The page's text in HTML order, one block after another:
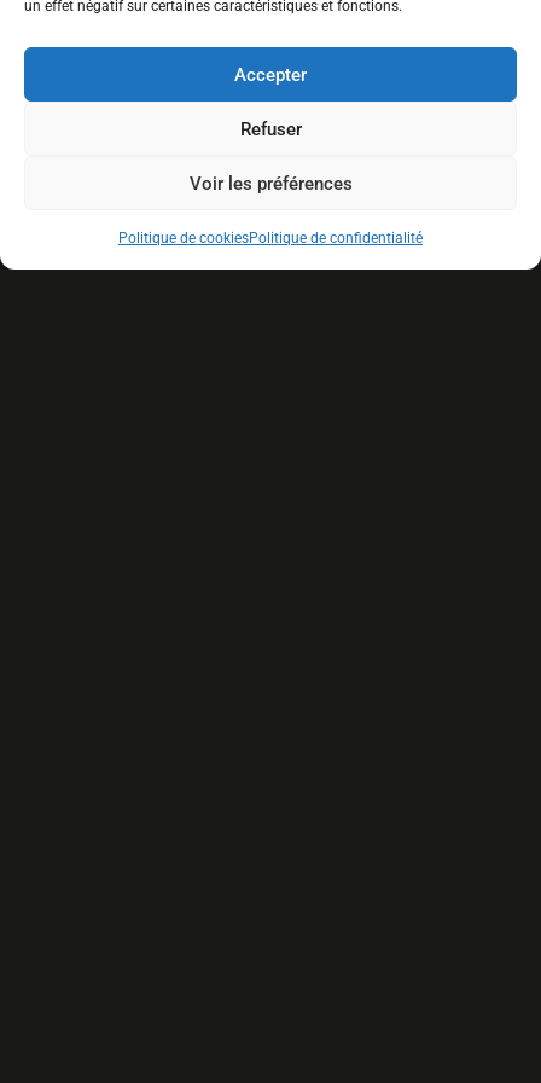
un effet négatif sur certaines caractéristiques et fonctions.
Accepter
Refuser
Voir les préférences
Politique de cookiesPolitique de confidentialité